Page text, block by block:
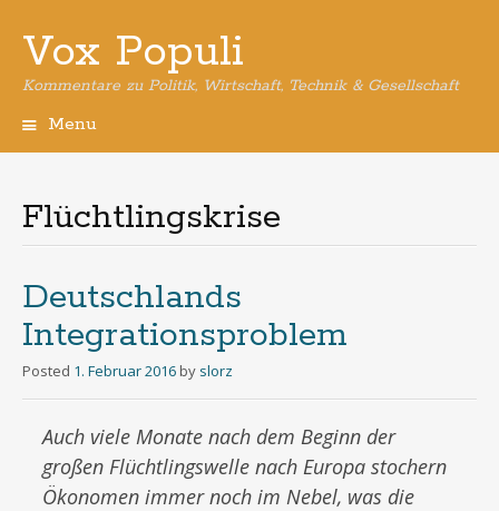
Vox Populi
Kommentare zu Politik, Wirtschaft, Technik & Gesellschaft
Menu
Flüchtlingskrise
Deutschlands
Integrationsproblem
Posted 1. Februar 2016 by slorz
Auch viele Monate nach dem Beginn der
großen Flüchtlingswelle nach Europa stochern
Ökonomen immer noch im Nebel, was die